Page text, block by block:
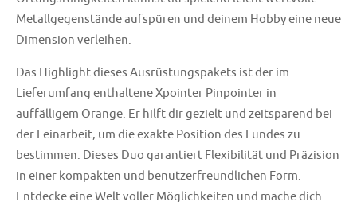
Metallgegenstände aufspüren und deinem Hobby eine neue
Dimension verleihen.
Das Highlight dieses Ausrüstungspakets ist der im
Lieferumfang enthaltene Xpointer Pinpointer in
auffälligem Orange. Er hilft dir gezielt und zeitsparend bei
der Feinarbeit, um die exakte Position des Fundes zu
bestimmen. Dieses Duo garantiert Flexibilität und Präzision
in einer kompakten und benutzerfreundlichen Form.
Entdecke eine Welt voller Möglichkeiten und mache dich